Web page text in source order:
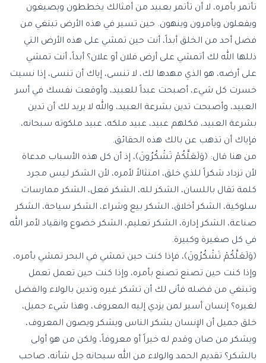
تأتمر بأمره، لا أن تأتمر بعبيد من أمثالك يخططون ويصيغون
ويفعلون ويأمرون وينهون. حين تسير في هذه الأرض تبتغي من
فضل أحد من الخلق أبداً، أنت حين تمشي على هذه الأرض التي
ذللها الله لك أتمشي على أرض فلان أو علان؟ أبداً، أنت تمشي
على أرضه، هو الذي مهدها لك، لا تنسى، إياك أن تنسى، إذا نسيت
خسرت كل شيء، أصبحت عبداً للعبيد، وأوقعت نفسك في أسر
العبيد، وأصبحت تدين بشرعة العبيد، والله لا يريد لك أن تدين
بشرعة العبيد، فكلهم عبيد، عبيد ملكه، عبيد ملكوته سبحانه،
فإياك أن تذهب عن بالك هذه الحقائق.
من هنا قال: ﴿وَلَعَلَّكُمْ تَشْكُرُونَ﴾، إذ أن كل هذه الأسباب مدعاة
لأن تزداد شكراً للذي خلق، امتثالاً لأمره، لأن الشكر ليس مجرد
كلمة تقال باللسان، الشكر لله، الشكر فعل، الشكر ممارسات
سلوكية، الشكر أخلاق، الشكر بيع وشراء، الشكر سياحة، الشكر
صناعة، الشكر إدارة، الشكر تعليم، الشكر خضوع وانقياد لأمر الله
في كل صغيرة وكبيرة.
﴿وَلَعَلَّكُمْ تَشْكُرُونَ﴾، فإذا كنت حين تمشي في البحر تمشي بأمره،
وإذا كنت حين تصنع تصنع بأمره، وإذا كنت حين تعمل تعمل
وتبتغي من فضله فأنى لك أن تشكر غيره وتدين بالولاء والفضل
لغيره؟ إنسان أسير لمن يزدي إليه المعروف، وهذا شيء جميل،
خلق جميل أن الإنسان يشكر الناس ويشكر ويصون المعروف،
ويشكر من صان وقدم له خيراً أو معروفاً، ولكن من هو أولى
بالشكر؟ تقديم الحمد والولاء من الله سبحانه جل شأنه، صاحب